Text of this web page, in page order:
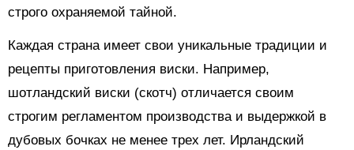
строго охраняемой тайной.
Каждая страна имеет свои уникальные традиции и
рецепты приготовления виски. Например,
шотландский виски (скотч) отличается своим
строгим регламентом производства и выдержкой в
дубовых бочках не менее трех лет. Ирландский